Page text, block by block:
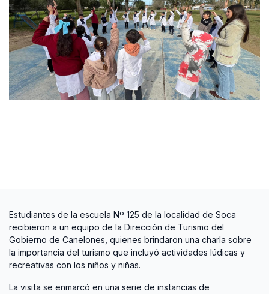
Estudiantes de la escuela Nº 125 de la localidad de Soca
recibieron a un equipo de la Dirección de Turismo del
Gobierno de Canelones, quienes brindaron una charla sobre
la importancia del turismo que incluyó actividades lúdicas y
recreativas con los niños y niñas.
La visita se enmarcó en una serie de instancias de